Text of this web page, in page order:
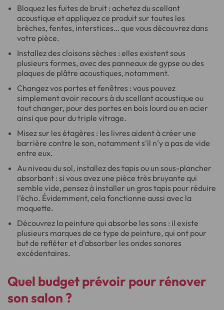
Bloquez les fuites de bruit : achetez du scellant
acoustique et appliquez ce produit sur toutes les
brèches, fentes, interstices… que vous découvrez dans
votre pièce.
Installez des cloisons sèches : elles existent sous
plusieurs formes, avec des panneaux de gypse ou des
plaques de plâtre acoustiques, notamment.
Changez vos portes et fenêtres : vous pouvez
simplement avoir recours à du scellant acoustique ou
tout changer, pour des portes en bois lourd ou en acier
ainsi que pour du triple vitrage.
Misez sur les étagères : les livres aident à créer une
barrière contre le son, notamment s’il n’y a pas de vide
entre eux.
Au niveau du sol, installez des tapis ou un sous-plancher
absorbant : si vous avez une pièce très bruyante qui
semble vide, pensez à installer un gros tapis pour réduire
l’écho. Évidemment, cela fonctionne aussi avec la
moquette.
Découvrez la peinture qui absorbe les sons : il existe
plusieurs marques de ce type de peinture, qui ont pour
but de refléter et d’absorber les ondes sonores
excédentaires.
Quel budget prévoir pour rénover
son salon ?